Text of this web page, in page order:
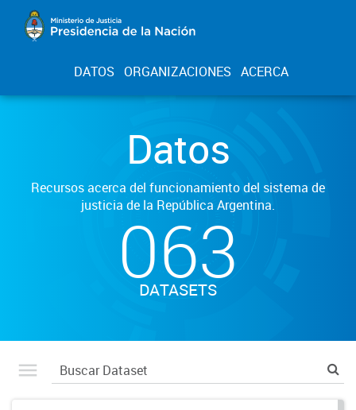
DATOS ORGANIZACIONES ACERCA
Datos
Recursos acerca del funcionamiento del sistema de
justicia de la República Argentina.
063
DATASETS